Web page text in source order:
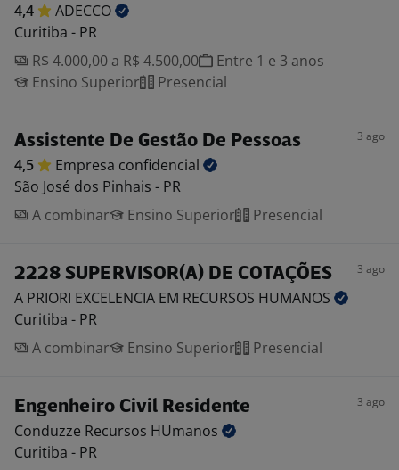
4,4
ADECCO
Curitiba - PR
R$ 4.000,00 a R$ 4.500,00
Entre 1 e 3 anos
Ensino Superior
Presencial
Assistente De Gestão De Pessoas 3 ago
4,5 Empresa confidencial
São José dos Pinhais - PR
A combinar
Ensino Superior Presencial
2228 SUPERVISOR(A) DE COTAÇÕES 3 ago
A PRIORI EXCELENCIA EM RECURSOS HUMANOS
Curitiba - PR
A combinar
Ensino Superior Presencial
Engenheiro Civil Residente 3 ago
Conduzze Recursos HUmanos
Curitiba - PR